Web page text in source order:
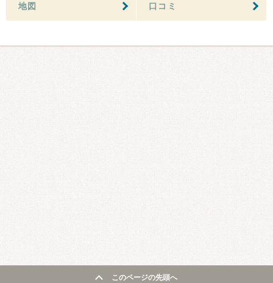
地図 口コミ
このページの先頭へ